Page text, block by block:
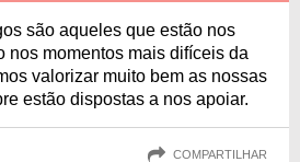
são aqueles que estão nos
nos momentos mais difíceis da
valorizar muito bem as nossas
estão dispostas a nos apoiar.
COMPARTILHAR